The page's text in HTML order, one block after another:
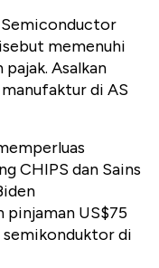
Semiconductor
memenuhi
Asalkan
di AS
CHIPS dan Sains
pinjaman US$75
di